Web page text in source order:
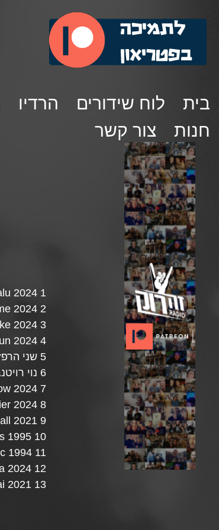
בית לוח שידורים הרדיו
חנות
צור קשר
1 Elbow – Balu 2024
2 Friko – Crimson to chrome 2024
3 Mannequin pussy – Nothing like 2024
4 Mary timony – Looking for the sun 2024
5 שני הרפז – למה לא עכשיו 2023
6 נוי רויטנברג – גם בית ריק הוא בית 2024
7 Meatbodies – Billow 2024
8 ride – Last frontier 2024
9 Turnsrtile – Alien love call 2021
10 supergrass – Strange ones 1995
11 oasis – Supersonic 1994
12 St. vincent – Flea 2024
13 Arooj Aftab – Diya hai 2021